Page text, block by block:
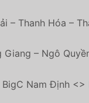
– Thanh Hóa –
– Ngô
Nam Định